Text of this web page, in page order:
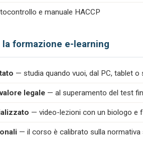
e manuale HACCP
formazione e-learning
— studia quando vuoi, dal PC, tablet
legale — al superamento del test
— video-lezioni con un biologo e
— il corso è calibrato sulla